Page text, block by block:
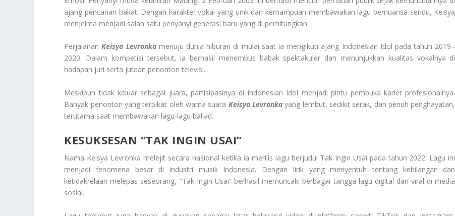
ajang pencarian bakat. Dengan karakter vokal yang unik dan kemampuan membawakan lagu bernuansa sendu, Keisya
menjelma menjadi salah satu penyanyi generasi baru yang di perhitungkan.
PerjalananKeisya Levronkamenuju dunia hiburan di mulai saat ia mengikuti ajang Indonesian Idol pada tahun 2019–
2020. Dalam kompetisi tersebut, ia berhasil menembus babak spektakuler dan menunjukkan kualitas vokalnya di
hadapan juri serta jutaan penonton televisi.
Meskipun tidak keluar sebagai juara, partisipasinya di Indonesian Idol menjadi pintu pembuka karier profesionalnya.
Banyak penonton yang terpikat oleh warna suara Keisya Levronkayang lembut, sedikit serak, dan penuh penghayatan,
terutama saat membawakan lagu-lagu ballad.
KESUKSESAN “TAK INGIN USAI”
Nama Keisya Levronka melejit secara nasional ketika ia merilis lagu berjudul Tak Ingin Usai pada tahun 2022. Lagu ini
menjadi fenomena besar di industri musik Indonesia. Dengan lirik yang menyentuh tentang kehilangan dan
ketidakrelaan melepas seseorang, “Tak Ingin Usai” berhasil memuncaki berbagai tangga lagu digital dan viral di media
sosial.